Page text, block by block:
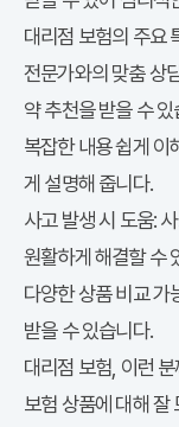
대리점 보험의 주요
전문가와의 맞춤 상
약 추천을 받을 수
복잡한 내용 쉽게 이
게 설명해 줍니다.
사고 발생 시 도움:
원활하게 해결할 수
다양한 상품 비교 가
받을 수 있습니다.
대리점 보험, 이런
보험 상품에 대해 잘